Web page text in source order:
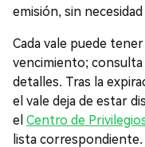
emisión, sin
Cada vale puede
vencimiento; consulta
detalles. Tras la
el vale deja de estar
el Centro de
lista correspondiente.